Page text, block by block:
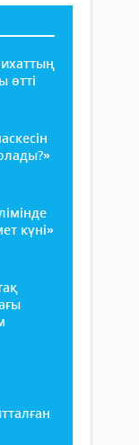
өтті
күні»